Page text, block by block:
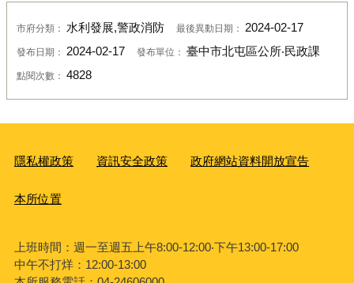
市府分類： 水利發展,警政消防 最後異動日期： 2024-02-17
發布日期： 2024-02-17 發布單位： 臺中市北屯區公所‧民政課
點閱次數： 4828
隱私權政策 資訊安全政策 政府網站資料開放宣告
本所位置
上班時間：週一至週五上午8:00-12:00‧下午13:00-17:00
中午不打烊：12:00-13:00